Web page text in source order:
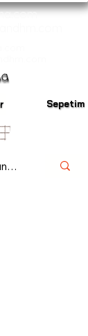
Sepetim